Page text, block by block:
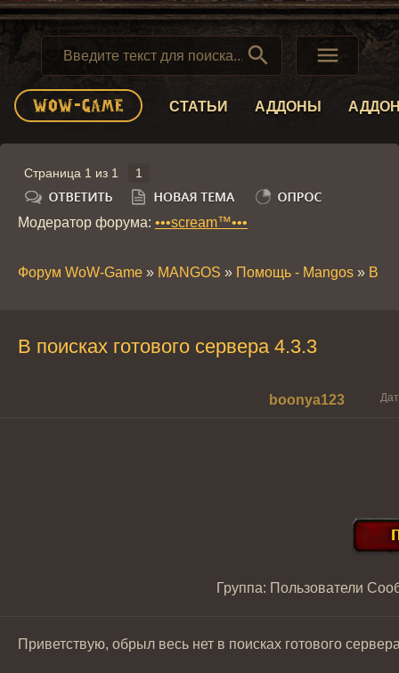
 
СТАТЬИ АДДОНЫ
Страница 1 из 1 1
Модератор форума: •••scream™•••
Форум WoW-Game » MANGOS » Помощь - Mangos » В
В поисках готового сервера 4.3.3
boonya123
Группа: Пользователи
Приветствую, обрыл весь нет в поисках готового